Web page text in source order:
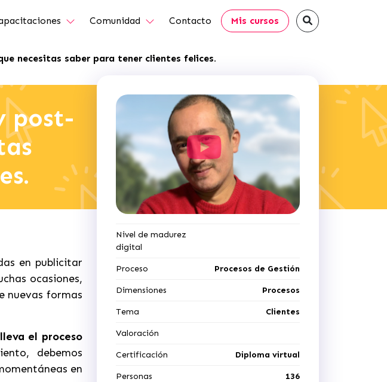
Comunidad Contacto Mis cursos
necesitas saber para tener clientes felices.
post-
Nivel de madurez
digital
Proceso Procesos de Gestión
Dimensiones Procesos
Tema Clientes
Valoración
Certificación Diploma virtual
Personas
136
en publicitar
ocasiones,
nuevas formas
el proceso
debemos
en